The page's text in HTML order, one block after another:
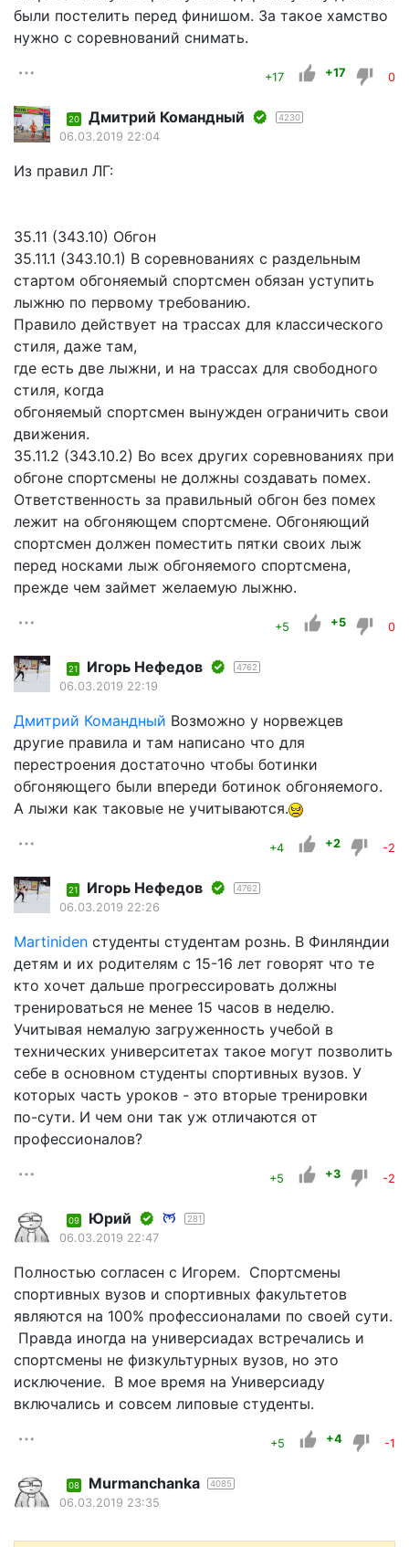
были постелить перед финишом. За такое хамство
нужно с соревнований снимать.
+17 +17 0
20 Дмитрий Командный 4230
06.03.2019 22:04
Из правил ЛГ:
35.11 (343.10) Обгон
35.11.1 (343.10.1) В соревнованиях с раздельным
стартом обгоняемый спортсмен обязан уступить
лыжню по первому требованию.
Правило действует на трассах для классического
стиля, даже там,
где есть две лыжни, и на трассах для свободного
стиля, когда
обгоняемый спортсмен вынужден ограничить свои
движения.
35.11.2 (343.10.2) Во всех других соревнованиях при
обгоне спортсмены не должны создавать помех.
Ответственность за правильный обгон без помех
лежит на обгоняющем спортсмене. Обгоняющий
спортсмен должен поместить пятки своих лыж
перед носками лыж обгоняемого спортсмена,
прежде чем займет желаемую лыжню.
+5 +5 0
21 Игорь Нефедов 4762
06.03.2019 22:19
Дмитрий Командный Возможно у норвежцев
другие правила и там написано что для
перестроения достаточно чтобы ботинки
обгоняющего были впереди ботинок обгоняемого.
А лыжи как таковые не учитываются.
+4 +2 -2
21 Игорь Нефедов 4762
06.03.2019 22:26
Martiniden студенты студентам рознь. В Финляндии
детям и их родителям с 15-16 лет говорят что те
кто хочет дальше прогрессировать должны
тренироваться не менее 15 часов в неделю.
Учитывая немалую загруженность учебой в
технических университетах такое могут позволить
себе в основном студенты спортивных вузов. У
которых часть уроков - это вторые тренировки
по-сути. И чем они так уж отличаются от
профессионалов?
+5 +3 -2
09 Юрий 281
06.03.2019 22:47
Полностью согласен с Игорем. Спортсмены
спортивных вузов и спортивных факультетов
являются на 100% профессионалами по своей сути.
Правда иногда на универсиадах встречались и
спортсмены не физкультурных вузов, но это
исключение. В мое время на Универсиаду
включались и совсем липовые студенты.
+5 +4 -1
08 Murmanchanka 4085
06.03.2019 23:35